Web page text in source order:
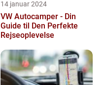
14 januar 2024
VW Autocamper - Din
Guide til Den Perfekte
Rejseoplevelse